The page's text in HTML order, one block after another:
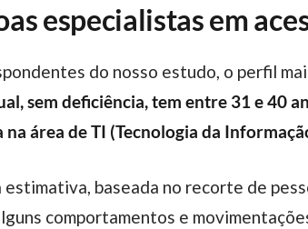
especialistas em
do nosso estudo, o perfil
sem deficiência, tem entre 31 e 40
área de TI (Tecnologia da
comportamentos e